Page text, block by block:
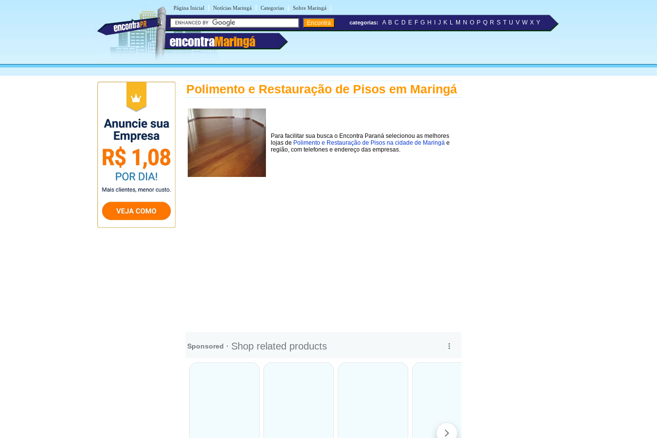
Página Inicial | Notícias Maringá | Categorias | Sobre Maringá |
encontraMaringá
categorias: A B C D E F G H J K L M N O P Q R S T U V W X Y
Polimento e Restauração de Pisos em Maringá
Para facilitar sua busca o Encontra Paraná selecionou as melhores
lojas de Polimento e Restauração de Pisos na cidade de Maringá e
região, com telefones e endereço das empresas.